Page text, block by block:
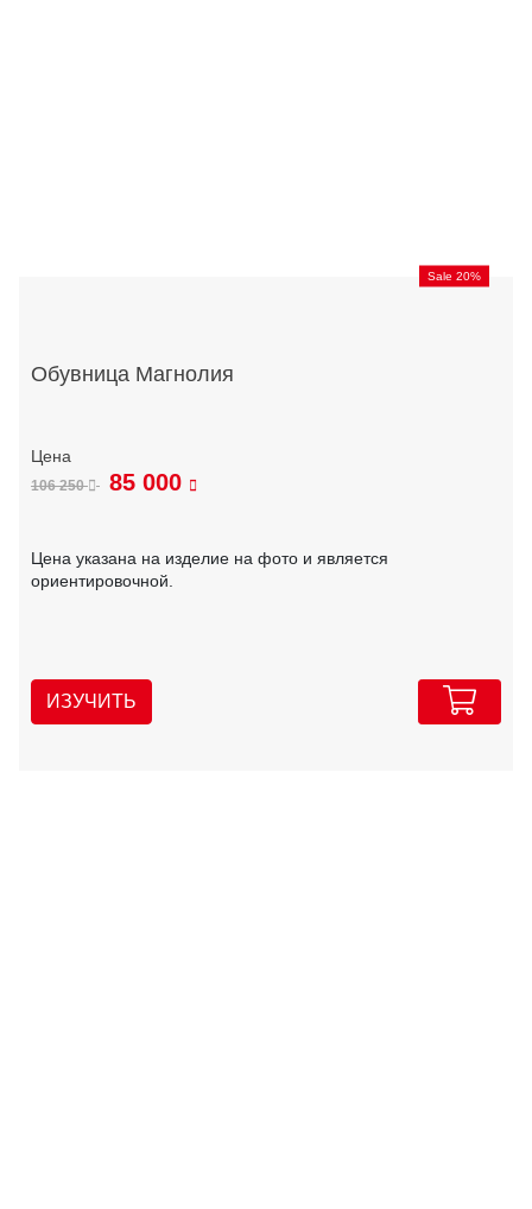
Sale 20%
Обувница Магнолия
106 250 85 000
Цена указана на изделие на фото и является
ориентировочной.
ИЗУЧИТЬ